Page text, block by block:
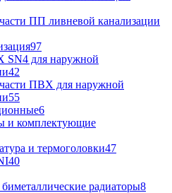
ПП ливневой канализации
97
для наружной
42
ПВХ для наружной
55
6
и комплектующие
и термоголовки47
40
радиаторы8